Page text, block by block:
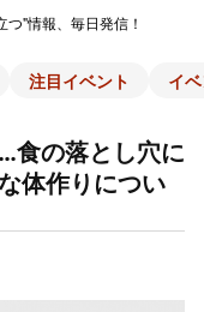
つ"情報、毎日発信！
注目イベント イ
食の落とし穴に
体作りについ